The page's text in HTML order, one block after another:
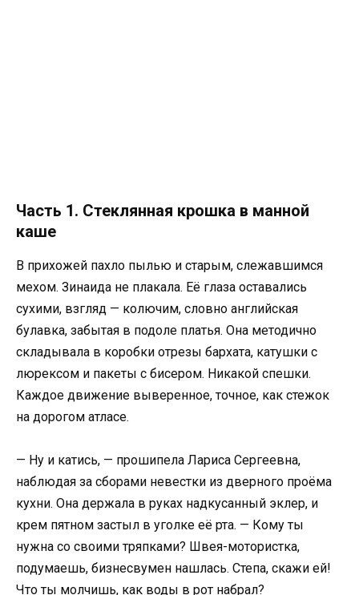
Часть 1. Стеклянная крошка в манной
каше
В прихожей пахло пылью и старым, слежавшимся
мехом. Зинаида не плакала. Её глаза оставались
сухими, взгляд — колючим, словно английская
булавка, забытая в подоле платья. Она методично
складывала в коробки отрезы бархата, катушки с
люрексом и пакеты с бисером. Никакой спешки.
Каждое движение выверенное, точное, как стежок
на дорогом атласе.
— Ну и катись, — прошипела Лариса Сергеевна,
наблюдая за сборами невестки из дверного проёма
кухни. Она держала в руках надкусанный эклер, и
крем пятном застыл в уголке её рта. — Кому ты
нужна со своими тряпками? Швея-мотористка,
подумаешь, бизнесвумен нашлась. Степа, скажи ей!
Что ты молчишь, как воды в рот набрал?